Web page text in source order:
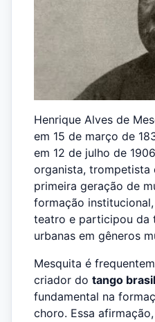
Henrique Alves de
em 15 de março de
em 12 de julho de
organista, trompetista
primeira geração de
formação
teatro e participou da
urbanas em gêneros
Mesquita é
criador do tango
fundamental na
choro. Essa